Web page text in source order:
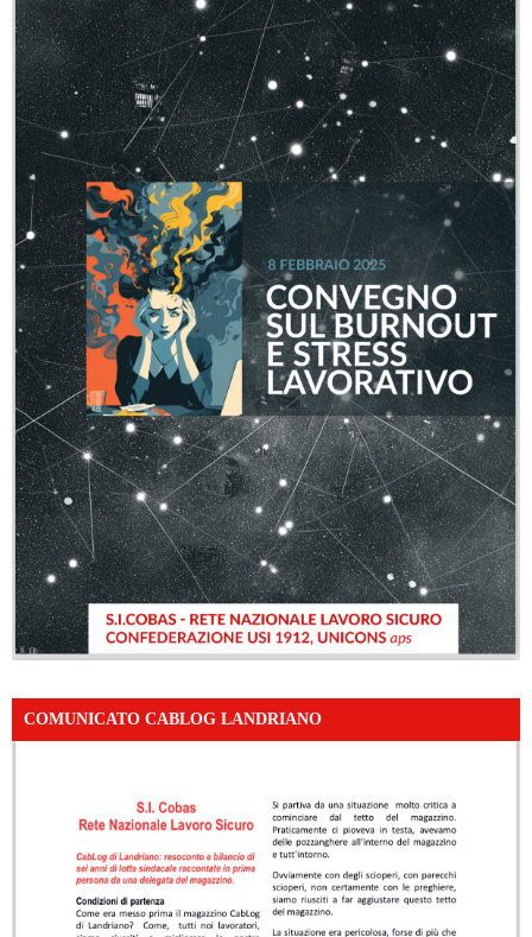
COMUNICATO CABLOG LANDRIANO